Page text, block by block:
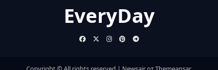
EveryDay